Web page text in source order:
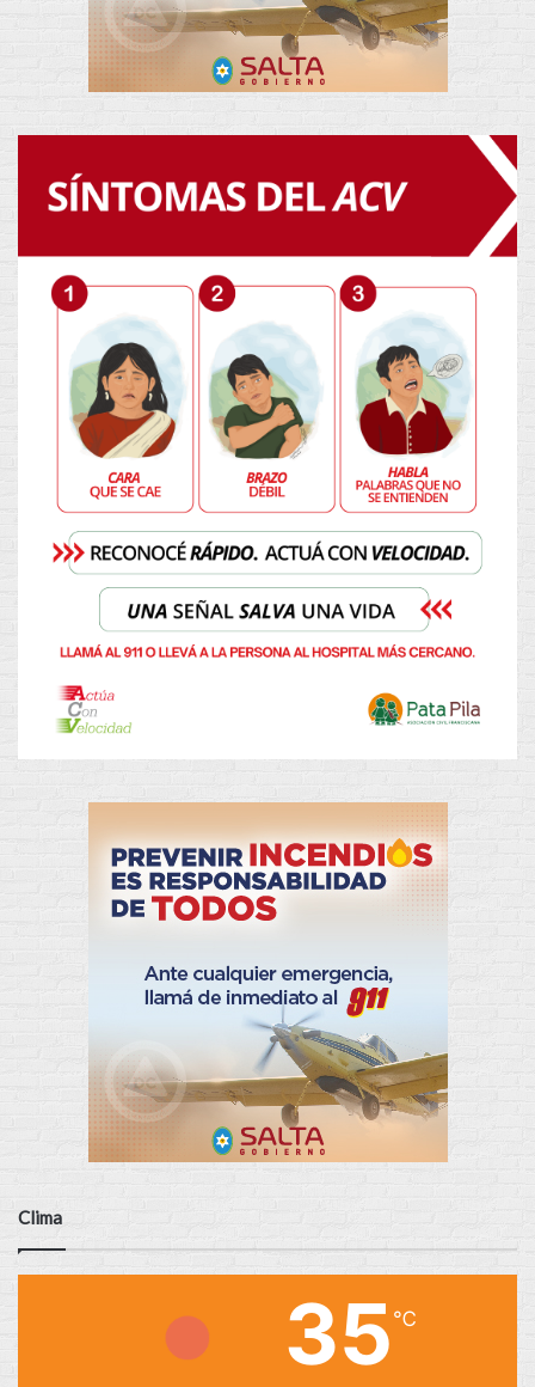
Clima
35 ℃